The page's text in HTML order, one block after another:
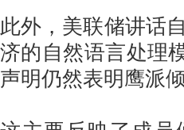
此外，美联储讲话
济的自然语言处理
声明仍然表明鹰派